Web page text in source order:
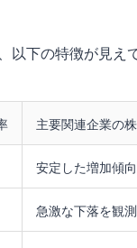
以下の特徴が見え
主要関連企業の
安定した増加傾向
急激な下落を観測